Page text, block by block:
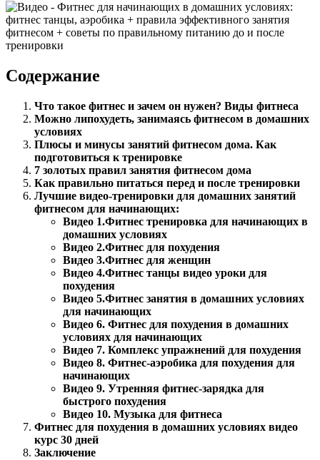
Содержание
Что такое фитнес и зачем он нужен? Виды фитнеса
Можно липохудеть, занимаясь фитнесом в домашних
условиях
Плюсы и минусы занятий фитнесом дома. Как
подготовиться к тренировке
7 золотых правил занятия фитнесом дома
Как правильно питаться перед и после тренировки
Лучшие видео-тренировки для домашних занятий
фитнесом для начинающих:
Видео 1.Фитнес тренировка для начинающих в
домашних условиях
Видео 2.Фитнес для похудения
Видео 3.Фитнес для женщин
Видео 4.Фитнес танцы видео уроки для
похудения
Видео 5.Фитнес занятия в домашних условиях
для начинающих
Видео 6. Фитнес для похудения в домашних
условиях для начинающих
Видео 7. Комплекс упражнений для похудения
Видео 8. Фитнес-аэробика для похудения для
начинающих
Видео 9. Утренняя фитнес-зарядка для
быстрого похудения
Видео 10. Музыка для фитнеса
Фитнес для похудения в домашних условиях видео
курс 30 дней
Заключение